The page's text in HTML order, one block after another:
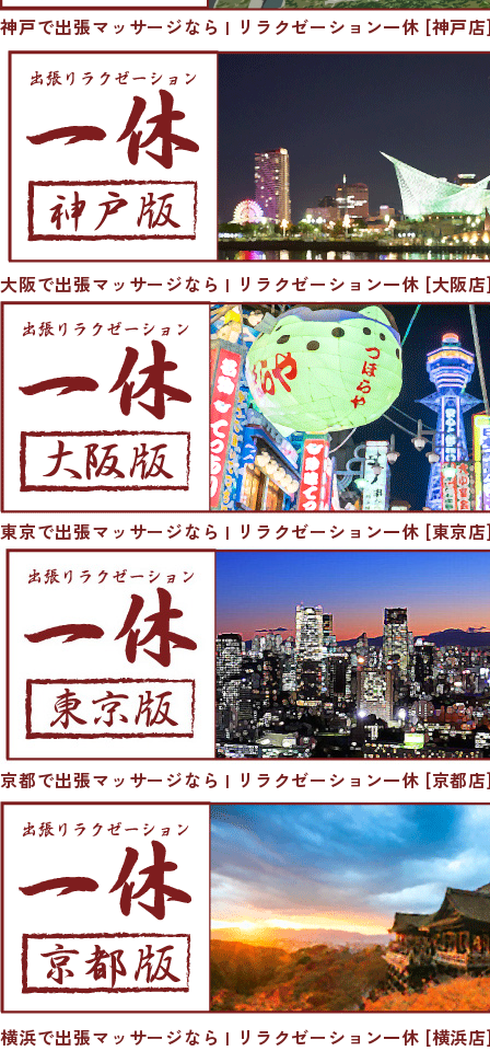
神戸で出張マッサージなら | リラクゼーション一休 [神戸
大阪で出張マッサージなら | リラクゼーション一休 [大阪
東京で出張マッサージなら | リラクゼーション一休 [東京
京都で出張マッサージなら | リラクゼーション一休 [京都
横浜で出張マッサージなら | リラクゼーション一休 [横浜